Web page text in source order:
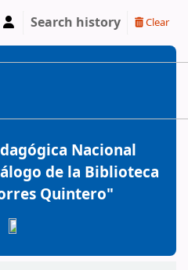
Search history Clear
Nacional
de la Biblioteca
Quintero"